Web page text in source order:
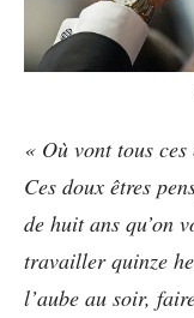
« Où vont tous
Ces doux êtres
de huit ans qu’on
travailler quinze
l’aube au soir,